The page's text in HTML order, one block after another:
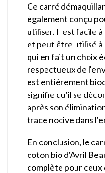
Ce carré
également conçu
utiliser. Il est facile
et peut être utilisé à
qui en fait un choix
respectueux de
est entièrement
signifie qu'il se
après son
trace nocive dans
En conclusion, le
coton bio d'Avril
complète pour